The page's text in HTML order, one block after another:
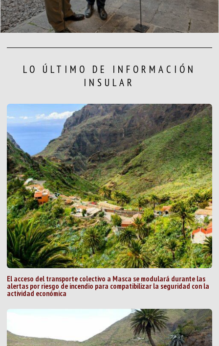
LO ÚLTIMO DE INFORMACIÓN
INSULAR
El acceso del transporte colectivo a Masca se modulará durante las
alertas por riesgo de incendio para compatibilizar la seguridad con la
actividad económica